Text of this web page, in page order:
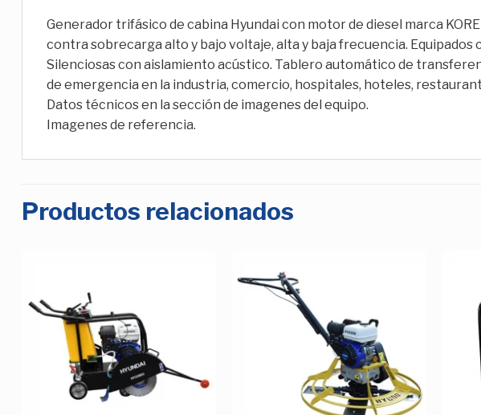
Generador trifásico de cabina Hyundai con motor de diesel marca
contra sobrecarga alto y bajo voltaje, alta y baja frecuencia.
Silenciosas con aislamiento acústico. Tablero automático de
de emergencia en la industria, comercio, hospitales, hoteles,
Datos técnicos en la sección de imagenes del equipo.
Imagenes de referencia.
Productos relacionados